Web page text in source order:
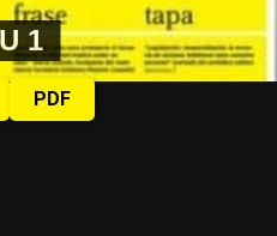
1
PDF